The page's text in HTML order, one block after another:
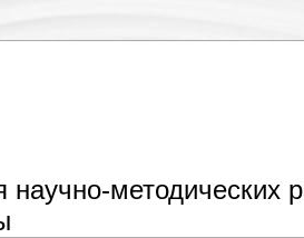
методических